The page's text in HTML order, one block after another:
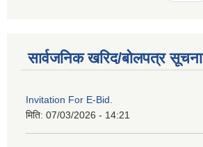
सार्वजनिक खरिद/बोलपत्र सूचना
Invitation For E-Bid.
मिति: 07/03/2026 - 14:21